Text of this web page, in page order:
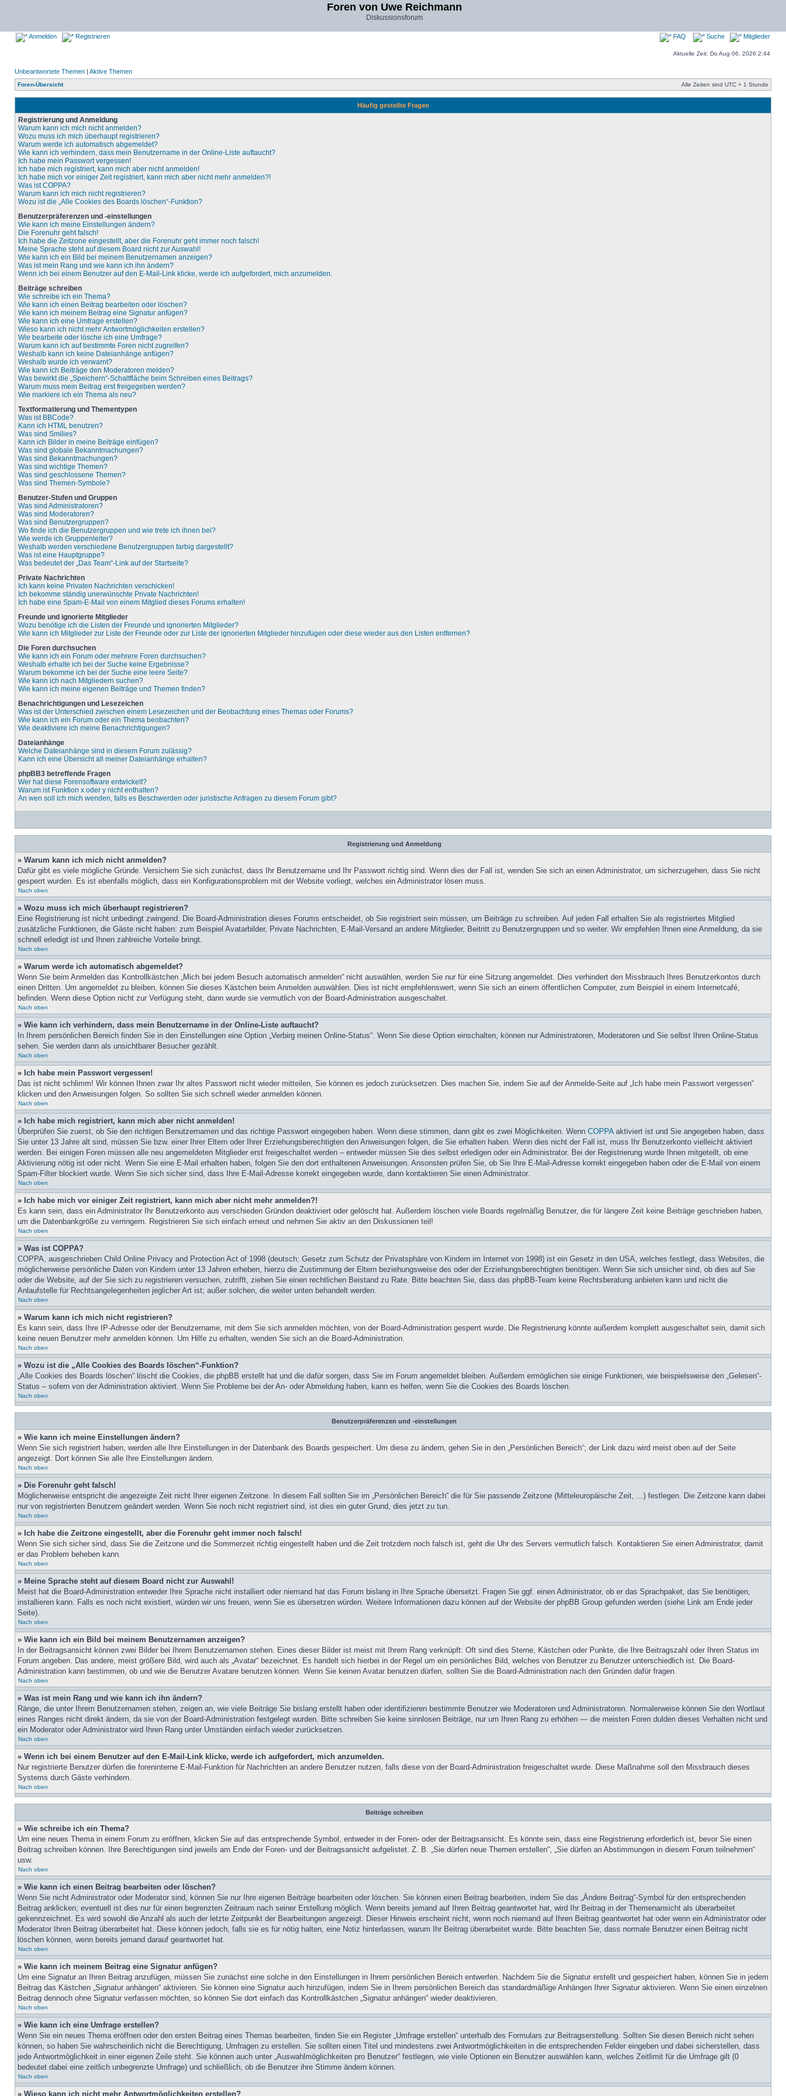
Foren von Uwe Reichmann
Diskussionsforum
Anmelden Registrieren FAQ Suche Mitglieder
Aktuelle Zeit: Do Aug 06, 2026 2:44
Unbeantwortete Themen | Aktive Themen
Foren-Übersicht Alle Zeiten sind UTC + 1 Stunde
Häufig gestellte Fragen
Registrierung und Anmeldung
Warum kann ich mich nicht anmelden?
Wozu muss ich mich überhaupt registrieren?
Warum werde ich automatisch abgemeldet?
Wie kann ich verhindern, dass mein Benutzername in der Online-Liste auftaucht?
Ich habe mein Passwort vergessen!
Ich habe mich registriert, kann mich aber nicht anmelden!
Ich habe mich vor einiger Zeit registriert, kann mich aber nicht mehr anmelden?!
Was ist COPPA?
Warum kann ich mich nicht registrieren?
Wozu ist die „Alle Cookies des Boards löschen“-Funktion?
Benutzerpräferenzen und -einstellungen
Wie kann ich meine Einstellungen ändern?
Die Forenuhr geht falsch!
Ich habe die Zeitzone eingestellt, aber die Forenuhr geht immer noch falsch!
Meine Sprache steht auf diesem Board nicht zur Auswahl!
Wie kann ich ein Bild bei meinem Benutzernamen anzeigen?
Was ist mein Rang und wie kann ich ihn ändern?
Wenn ich bei einem Benutzer auf den E-Mail-Link klicke, werde ich aufgefordert, mich anzumelden.
Beiträge schreiben
Wie schreibe ich ein Thema?
Wie kann ich einen Beitrag bearbeiten oder löschen?
Wie kann ich meinem Beitrag eine Signatur anfügen?
Wie kann ich eine Umfrage erstellen?
Wieso kann ich nicht mehr Antwortmöglichkeiten erstellen?
Wie bearbeite oder lösche ich eine Umfrage?
Warum kann ich auf bestimmte Foren nicht zugreifen?
Weshalb kann ich keine Dateianhänge anfügen?
Weshalb wurde ich verwarnt?
Wie kann ich Beiträge den Moderatoren melden?
Was bewirkt die „Speichern“-Schaltfläche beim Schreiben eines Beitrags?
Warum muss mein Beitrag erst freigegeben werden?
Wie markiere ich ein Thema als neu?
Textformatierung und Thementypen
Was ist BBCode?
Kann ich HTML benutzen?
Was sind Smilies?
Kann ich Bilder in meine Beiträge einfügen?
Was sind globale Bekanntmachungen?
Was sind Bekanntmachungen?
Was sind wichtige Themen?
Was sind geschlossene Themen?
Was sind Themen-Symbole?
Benutzer-Stufen und Gruppen
Was sind Administratoren?
Was sind Moderatoren?
Was sind Benutzergruppen?
Wo finde ich die Benutzergruppen und wie trete ich ihnen bei?
Wie werde ich Gruppenleiter?
Weshalb werden verschiedene Benutzergruppen farbig dargestellt?
Was ist eine Hauptgruppe?
Was bedeutet der „Das Team“-Link auf der Startseite?
Private Nachrichten
Ich kann keine Privaten Nachrichten verschicken!
Ich bekomme ständig unerwünschte Private Nachrichten!
Ich habe eine Spam-E-Mail von einem Mitglied dieses Forums erhalten!
Freunde und ignorierte Mitglieder
Wozu benötige ich die Listen der Freunde und ignorierten Mitglieder?
Wie kann ich Mitglieder zur Liste der Freunde oder zur Liste der ignorierten Mitglieder hinzufügen oder diese wieder aus den Listen entfernen?
Die Foren durchsuchen
Wie kann ich ein Forum oder mehrere Foren durchsuchen?
Weshalb erhalte ich bei der Suche keine Ergebnisse?
Warum bekomme ich bei der Suche eine leere Seite?
Wie kann ich nach Mitgliedern suchen?
Wie kann ich meine eigenen Beiträge und Themen finden?
Benachrichtigungen und Lesezeichen
Was ist der Unterschied zwischen einem Lesezeichen und der Beobachtung eines Themas oder Forums?
Wie kann ich ein Forum oder ein Thema beobachten?
Wie deaktiviere ich meine Benachrichtigungen?
Dateianhänge
Welche Dateianhänge sind in diesem Forum zulässig?
Kann ich eine Übersicht all meiner Dateianhänge erhalten?
phpBB3 betreffende Fragen
Wer hat diese Forensoftware entwickelt?
Warum ist Funktion x oder y nicht enthalten?
An wen soll ich mich wenden, falls es Beschwerden oder juristische Anfragen zu diesem Forum gibt?
Registrierung und Anmeldung
» Warum kann ich mich nicht anmelden?
Dafür gibt es viele mögliche Gründe. Versichern Sie sich zunächst, dass Ihr Benutzername und Ihr Passwort richtig sind. Wenn dies der Fall ist, wenden Sie sich an einen Administrator, um sicherzugehen, dass Sie nicht
gesperrt wurden. Es ist ebenfalls möglich, dass ein Konfigurationsproblem mit der Website vorliegt, welches ein Administrator lösen muss.
Nach oben
» Wozu muss ich mich überhaupt registrieren?
Eine Registrierung ist nicht unbedingt zwingend. Die Board-Administration dieses Forums entscheidet, ob Sie registriert sein müssen, um Beiträge zu schreiben. Auf jeden Fall erhalten Sie als registriertes Mitglied
zusätzliche Funktionen, die Gäste nicht haben: zum Beispiel Avatarbilder, Private Nachrichten, E-Mail-Versand an andere Mitglieder, Beitritt zu Benutzergruppen und so weiter. Wir empfehlen Ihnen eine Anmeldung, da sie
schnell erledigt ist und Ihnen zahlreiche Vorteile bringt.
Nach oben
» Warum werde ich automatisch abgemeldet?
Wenn Sie beim Anmelden das Kontrollkästchen „Mich bei jedem Besuch automatisch anmelden“ nicht auswählen, werden Sie nur für eine Sitzung angemeldet. Dies verhindert den Missbrauch Ihres Benutzerkontos durch
einen Dritten. Um angemeldet zu bleiben, können Sie dieses Kästchen beim Anmelden auswählen. Dies ist nicht empfehlenswert, wenn Sie sich an einem öffentlichen Computer, zum Beispiel in einem Internetcafé,
befinden. Wenn diese Option nicht zur Verfügung steht, dann wurde sie vermutlich von der Board-Administration ausgeschaltet.
Nach oben
» Wie kann ich verhindern, dass mein Benutzername in der Online-Liste auftaucht?
In Ihrem persönlichen Bereich finden Sie in den Einstellungen eine Option „Verbirg meinen Online-Status“. Wenn Sie diese Option einschalten, können nur Administratoren, Moderatoren und Sie selbst Ihren Online-Status
sehen. Sie werden dann als unsichtbarer Besucher gezählt.
Nach oben
» Ich habe mein Passwort vergessen!
Das ist nicht schlimm! Wir können Ihnen zwar Ihr altes Passwort nicht wieder mitteilen, Sie können es jedoch zurücksetzen. Dies machen Sie, indem Sie auf der Anmelde-Seite auf „Ich habe mein Passwort vergessen“
klicken und den Anweisungen folgen. So sollten Sie sich schnell wieder anmelden können.
Nach oben
» Ich habe mich registriert, kann mich aber nicht anmelden!
Überprüfen Sie zuerst, ob Sie den richtigen Benutzernamen und das richtige Passwort eingegeben haben. Wenn diese stimmen, dann gibt es zwei Möglichkeiten. Wenn COPPAaktiviert ist und Sie angegeben haben, dass
Sie unter 13 Jahre alt sind, müssen Sie bzw. einer Ihrer Eltern oder Ihrer Erziehungsberechtigten den Anweisungen folgen, die Sie erhalten haben. Wenn dies nicht der Fall ist, muss Ihr Benutzerkonto vielleicht aktiviert
werden. Bei einigen Foren müssen alle neu angemeldeten Mitglieder erst freigeschaltet werden – entweder müssen Sie dies selbst erledigen oder ein Administrator. Bei der Registrierung wurde Ihnen mitgeteilt, ob eine
Aktivierung nötig ist oder nicht. Wenn Sie eine E-Mail erhalten haben, folgen Sie den dort enthaltenen Anweisungen. Ansonsten prüfen Sie, ob Sie Ihre E-Mail-Adresse korrekt eingegeben haben oder die E-Mail von einem
Spam-Filter blockiert wurde. Wenn Sie sich sicher sind, dass Ihre E-Mail-Adresse korrekt eingegeben wurde, dann kontaktieren Sie einen Administrator.
Nach oben
» Ich habe mich vor einiger Zeit registriert, kann mich aber nicht mehr anmelden?!
Es kann sein, dass ein Administrator Ihr Benutzerkonto aus verschieden Gründen deaktiviert oder gelöscht hat. Außerdem löschen viele Boards regelmäßig Benutzer, die für längere Zeit keine Beiträge geschrieben haben,
um die Datenbankgröße zu verringern. Registrieren Sie sich einfach erneut und nehmen Sie aktiv an den Diskussionen teil!
Nach oben
» Was ist COPPA?
COPPA, ausgeschrieben Child Online Privacy and Protection Act of 1998 (deutsch: Gesetz zum Schutz der Privatsphäre von Kindern im Internet von 1998) ist ein Gesetz in den USA, welches festlegt, dass Websites, die
möglicherweise persönliche Daten von Kindern unter 13 Jahren erheben, hierzu die Zustimmung der Eltern beziehungsweise des oder der Erziehungsberechtigten benötigen. Wenn Sie sich unsicher sind, ob dies auf Sie
oder die Website, auf der Sie sich zu registrieren versuchen, zutrifft, ziehen Sie einen rechtlichen Beistand zu Rate. Bitte beachten Sie, dass das phpBB-Team keine Rechtsberatung anbieten kann und nicht die
Anlaufstelle für Rechtsangelegenheiten jeglicher Art ist; außer solchen, die weiter unten behandelt werden.
Nach oben
» Warum kann ich mich nicht registrieren?
Es kann sein, dass Ihre IP-Adresse oder der Benutzername, mit dem Sie sich anmelden möchten, von der Board-Administration gesperrt wurde. Die Registrierung könnte außerdem komplett ausgeschaltet sein, damit sich
keine neuen Benutzer mehr anmelden können. Um Hilfe zu erhalten, wenden Sie sich an die Board-Administration.
Nach oben
» Wozu ist die „Alle Cookies des Boards löschen“-Funktion?
„Alle Cookies des Boards löschen“ löscht die Cookies, die phpBB erstellt hat und die dafür sorgen, dass Sie im Forum angemeldet bleiben. Außerdem ermöglichen sie einige Funktionen, wie beispielsweise den „Gelesen“-
Status – sofern von der Administration aktiviert. Wenn Sie Probleme bei der An- oder Abmeldung haben, kann es helfen, wenn Sie die Cookies des Boards löschen.
Nach oben
Benutzerpräferenzen und -einstellungen
» Wie kann ich meine Einstellungen ändern?
Wenn Sie sich registriert haben, werden alle Ihre Einstellungen in der Datenbank des Boards gespeichert. Um diese zu ändern, gehen Sie in den „Persönlichen Bereich“; der Link dazu wird meist oben auf der Seite
angezeigt. Dort können Sie alle Ihre Einstellungen ändern.
Nach oben
» Die Forenuhr geht falsch!
Möglicherweise entspricht die angezeigte Zeit nicht Ihrer eigenen Zeitzone. In diesem Fall sollten Sie im „Persönlichen Bereich“ die für Sie passende Zeitzone (Mitteleuropäische Zeit, ...) festlegen. Die Zeitzone kann dabei
nur von registrierten Benutzern geändert werden. Wenn Sie noch nicht registriert sind, ist dies ein guter Grund, dies jetzt zu tun.
Nach oben
» Ich habe die Zeitzone eingestellt, aber die Forenuhr geht immer noch falsch!
Wenn Sie sich sicher sind, dass Sie die Zeitzone und die Sommerzeit richtig eingestellt haben und die Zeit trotzdem noch falsch ist, geht die Uhr des Servers vermutlich falsch. Kontaktieren Sie einen Administrator, damit
er das Problem beheben kann.
Nach oben
» Meine Sprache steht auf diesem Board nicht zur Auswahl!
Meist hat die Board-Administration entweder Ihre Sprache nicht installiert oder niemand hat das Forum bislang in Ihre Sprache übersetzt. Fragen Sie ggf. einen Administrator, ob er das Sprachpaket, das Sie benötigen,
installieren kann. Falls es noch nicht existiert, würden wir uns freuen, wenn Sie es übersetzen würden. Weitere Informationen dazu können auf der Website der phpBB Group gefunden werden (siehe Link am Ende jeder
Seite).
Nach oben
» Wie kann ich ein Bild bei meinem Benutzernamen anzeigen?
In der Beitragsansicht können zwei Bilder bei Ihrem Benutzernamen stehen. Eines dieser Bilder ist meist mit Ihrem Rang verknüpft: Oft sind dies Sterne, Kästchen oder Punkte, die Ihre Beitragszahl oder Ihren Status im
Forum angeben. Das andere, meist größere Bild, wird auch als „Avatar“ bezeichnet. Es handelt sich hierbei in der Regel um ein persönliches Bild, welches von Benutzer zu Benutzer unterschiedlich ist. Die Board-
Administration kann bestimmen, ob und wie die Benutzer Avatare benutzen können. Wenn Sie keinen Avatar benutzen dürfen, sollten Sie die Board-Administration nach den Gründen dafür fragen.
Nach oben
» Was ist mein Rang und wie kann ich ihn ändern?
Ränge, die unter Ihrem Benutzernamen stehen, zeigen an, wie viele Beiträge Sie bislang erstellt haben oder identifizieren bestimmte Benutzer wie Moderatoren und Administratoren. Normalerweise können Sie den Wortlaut
eines Ranges nicht direkt ändern, da sie von der Board-Administration festgelegt wurden. Bitte schreiben Sie keine sinnlosen Beiträge, nur um Ihren Rang zu erhöhen — die meisten Foren dulden dieses Verhalten nicht und
ein Moderator oder Administrator wird Ihren Rang unter Umständen einfach wieder zurücksetzen.
Nach oben
» Wenn ich bei einem Benutzer auf den E-Mail-Link klicke, werde ich aufgefordert, mich anzumelden.
Nur registrierte Benutzer dürfen die foreninterne E-Mail-Funktion für Nachrichten an andere Benutzer nutzen, falls diese von der Board-Administration freigeschaltet wurde. Diese Maßnahme soll den Missbrauch dieses
Systems durch Gäste verhindern.
Nach oben
Beiträge schreiben
» Wie schreibe ich ein Thema?
Um eine neues Thema in einem Forum zu eröffnen, klicken Sie auf das entsprechende Symbol, entweder in der Foren- oder der Beitragsansicht. Es könnte sein, dass eine Registrierung erforderlich ist, bevor Sie einen
Beitrag schreiben können. Ihre Berechtigungen sind jeweils am Ende der Foren- und der Beitragsansicht aufgelistet. Z. B. „Sie dürfen neue Themen erstellen“, „Sie dürfen an Abstimmungen in diesem Forum teilnehmen“
usw.
Nach oben
» Wie kann ich einen Beitrag bearbeiten oder löschen?
Wenn Sie nicht Administrator oder Moderator sind, können Sie nur Ihre eigenen Beiträge bearbeiten oder löschen. Sie können einen Beitrag bearbeiten, indem Sie das „Ändere Beitrag“-Symbol für den entsprechenden
Beitrag anklicken; eventuell ist dies nur für einen begrenzten Zeitraum nach seiner Erstellung möglich. Wenn bereits jemand auf Ihren Beitrag geantwortet hat, wird Ihr Beitrag in der Themenansicht als überarbeitet
gekennzeichnet. Es wird sowohl die Anzahl als auch der letzte Zeitpunkt der Bearbeitungen angezeigt. Dieser Hinweis erscheint nicht, wenn noch niemand auf Ihren Beitrag geantwortet hat oder wenn ein Administrator oder
Moderator Ihren Beitrag überarbeitet hat. Diese können jedoch, falls sie es für nötig halten, eine Notiz hinterlassen, warum Ihr Beitrag überarbeitet wurde. Bitte beachten Sie, dass normale Benutzer einen Beitrag nicht
löschen können, wenn bereits jemand darauf geantwortet hat.
Nach oben
» Wie kann ich meinem Beitrag eine Signatur anfügen?
Um eine Signatur an Ihren Beitrag anzufügen, müssen Sie zunächst eine solche in den Einstellungen in Ihrem persönlichen Bereich entwerfen. Nachdem Sie die Signatur erstellt und gespeichert haben, können Sie in jedem
Beitrag das Kästchen „Signatur anhängen“ aktivieren. Sie können eine Signatur auch hinzufügen, indem Sie in Ihrem persönlichen Bereich das standardmäßige Anhängen Ihrer Signatur aktivieren. Wenn Sie einen einzelnen
Beitrag dennoch ohne Signatur verfassen möchten, so können Sie dort einfach das Kontrollkästchen „Signatur anhängen“ wieder deaktivieren.
Nach oben
» Wie kann ich eine Umfrage erstellen?
Wenn Sie ein neues Thema eröffnen oder den ersten Beitrag eines Themas bearbeiten, finden Sie ein Register „Umfrage erstellen“ unterhalb des Formulars zur Beitragserstellung. Sollten Sie diesen Bereich nicht sehen
können, so haben Sie wahrscheinlich nicht die Berechtigung, Umfragen zu erstellen. Sie sollten einen Titel und mindestens zwei Antwortmöglichkeiten in die entsprechenden Felder eingeben und dabei sicherstellen, dass
jede Antwortmöglichkeit in einer eigenen Zeile steht. Sie können auch unter „Auswahlmöglichkeiten pro Benutzer“ festlegen, wie viele Optionen ein Benutzer auswählen kann, welches Zeitlimit für die Umfrage gilt (0
bedeutet dabei eine zeitlich unbegrenzte Umfrage) und schließlich, ob die Benutzer ihre Stimme ändern können.
Nach oben
» Wieso kann ich nicht mehr Antwortmöglichkeiten erstellen?